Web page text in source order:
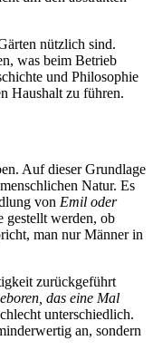
nützlich sind.
was beim Betrieb
und Philosophie
Haushalt zu führen.
Auf dieser Grundlage
Natur. Es
von Emil oder
gestellt werden, ob
man nur Männer in
zurückgeführt
das eine Mal
unterschiedlich.
an, sondern